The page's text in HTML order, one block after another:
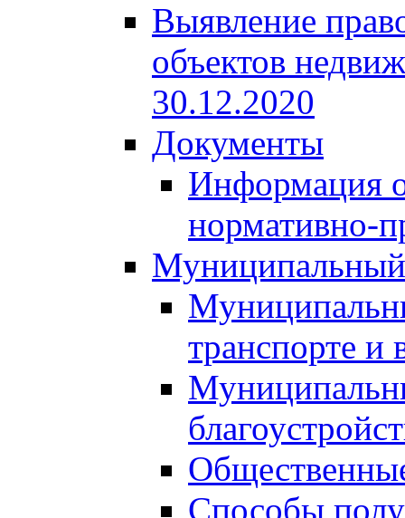
Выявление
объектов
30.12.2020
Документы
Информация
нормативно-
Муниципальный
транспорте и
Способы